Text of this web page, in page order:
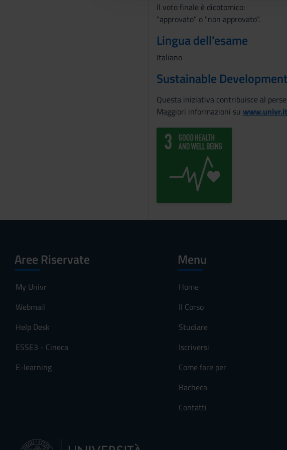
Il voto finale è dicotomico:
"approvato" o "non approvato".
Lingua dell'esame
Italiano
Sustainable
Questa iniziativa contribuisce al
Maggiori informazioni su
Aree Riservate
My Univr
Webmail
Help Desk
ESSE3 - Cineca
E-learning
Menu
Home
Il Corso
Studiare
Iscriversi
Come fare per
Bacheca
Contatti